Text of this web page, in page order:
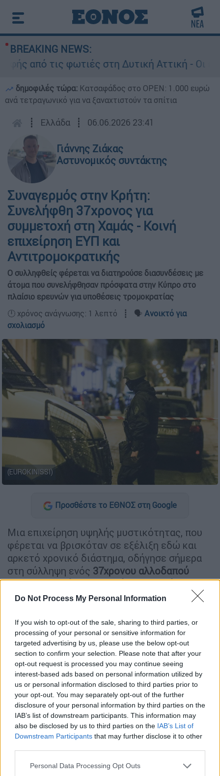
Do Not Process My Personal Information
If you wish to opt-out of the sale, sharing to third parties, or
processing of your personal or sensitive information for
targeted advertising by us, please use the below opt-out
section to confirm your selection. Please note that after your
opt-out request is processed you may continue seeing
interest-based ads based on personal information utilized by
us or personal information disclosed to third parties prior to
your opt-out. You may separately opt-out of the further
disclosure of your personal information by third parties on the
IAB’s list of downstream participants. This information may
also be disclosed by us to third parties on the IAB’s List of
Downstream Participants that may further disclose it to other
Please note that this website/app uses one or more Google
Personal Data Processing Opt Outs
BREAKING NEWS:
από τις φωτιές στη Δυτική Αττική - Οι
δημοφιλές τώρα: Κατσαφάδος στο OPEN: 1.000 ευρώ
ανά τετραγωνικό για να ξαναχτιστούν τα σπίτια
┋ Ελλάδα ┋ 06.06.2026 23:41
Γιάννης Ζιάκας
Αστυνομικός συντάκτης
Συναγερμός στην Κρήτη:
Συνελήφθη 37χρονος για
συμμετοχή στη Χαμάς - Κοινή
επιχείρηση ΕΥΠ και
Αντιτρομοκρατικής
Ο συλληφθείς φέρεται να διατηρούσε διασυνδέσεις με
άτομα που συνελήφθησαν πρόσφατα στην Κύπρο στο
πλαίσιο ερευνών για υποθέσεις τρομοκρατίας
🕛 χρόνος ανάγνωσης: 1 λεπτό ┋ 🗣️ Ανοικτό για
σχολιασμό
(EUROKINISSI)
Προσθέστε το ΕΘΝΟΣ στη Google
Μια επιχείρηση υψηλής μυστικότητας, που
φέρεται να βρισκόταν σε εξέλιξη εδώ και
αρκετό χρονικό διάστημα, οδήγησε σήμερα
στη σύλληψη ενός 37χρονου αλλοδαπού
παλαιστινιακής καταγωγήςστηνΚρήτη,
προκαλώντας έντονη κινητοποίηση των
Σύμφωνα με πληροφορίες, η σύλληψη
πραγματοποιήθηκε έπειτα απόκοινή
επιχείρηση της ΕΥΠ και της
Αντιτρομοκρατικής, με τον 37χρονο να
κατηγορείται για ένταξη ως μέλος στην
τρομοκρατική οργάνωση Χαμάς, καθώς και
για λήψη εκπαίδευσης, ταξίδι και σχεδιασμό
τρομοκρατικών ενεργειών.
ΔΙΑΒΑΣΤΕ ΕΠΙΣΗΣ
Ελλάδα|06.06.2026 21:49